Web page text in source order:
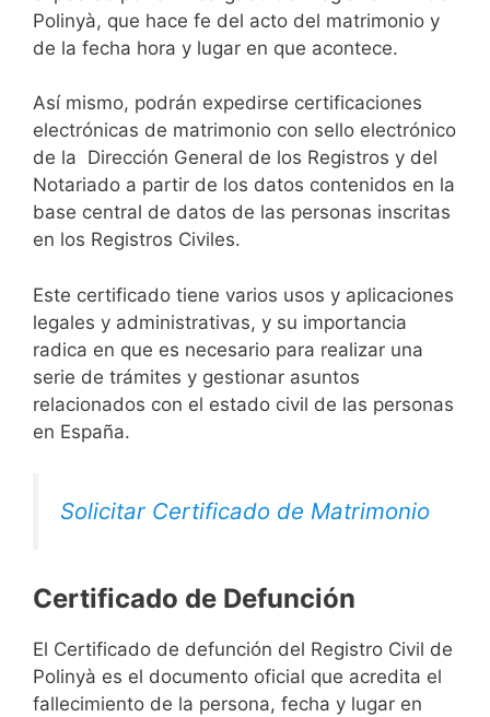
Polinyà, que hace fe del acto del matrimonio y
de la fecha hora y lugar en que acontece.
Así mismo, podrán expedirse certificaciones
electrónicas de matrimonio con sello electrónico
de la Dirección General de los Registros y del
Notariado a partir de los datos contenidos en la
base central de datos de las personas inscritas
en los Registros Civiles.
Este certificado tiene varios usos y aplicaciones
legales y administrativas, y su importancia
radica en que es necesario para realizar una
serie de trámites y gestionar asuntos
relacionados con el estado civil de las personas
en España.
Solicitar Certificado de Matrimonio
Certificado de Defunción
El Certificado de defunción del Registro Civil de
Polinyà es el documento oficial que acredita el
fallecimiento de la persona, fecha y lugar en